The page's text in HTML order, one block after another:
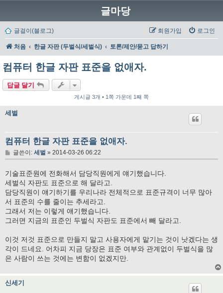
글마당
글걸이(블로그) 로그인
회원가입
처음 한글 자판 (두벌식/세벌식) 토론/제안/묻고 답하기
컴퓨터 한글 자판 표준을 없애자.
답글 달기
게시글 3개 • 1쪽 가운데 1째 쪽
세벌
컴퓨터 한글 자판 표준을 없애자.
글
글쓴이: 세벌 » 2014-03-26 06:22
기술표준원에 전화해서 담당직원에게 얘기했습니다.
세벌식 자판도 표준으로 해 달라고.
담당직원이 얘기하기를 우리나라 전체적으로 표준규격이 너무 많아
서 표준의 수를 줄이는 추세라고.
그래서 저는 이렇게 얘기했습니다.
그러면 지금의 표준인 두벌식 자판도 표준에서 빼 달라고.
이것 저것 표준으로 만들지 말고 사용자에게 맡기는 것이 낫겠다는 생
각이 드네요. 어차피 지금 당장은 표준 여부와 관계없이 두벌식을 많
은 사람이 쓰는 것에는 변함이 없겠지만.
신세기